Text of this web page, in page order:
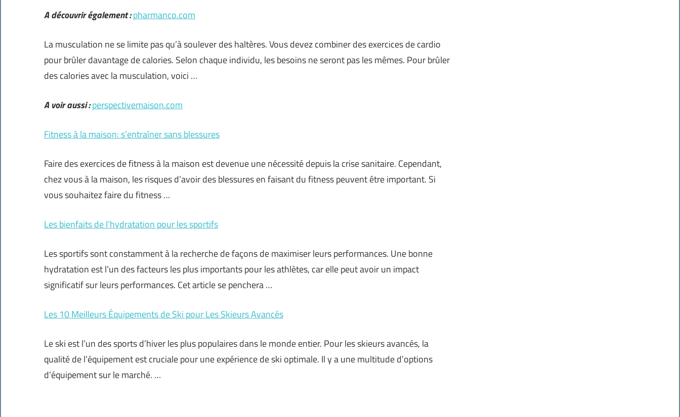
A découvrir également :pharmanco.com
La musculation ne se limite pas qu’à soulever des haltères. Vous devez combiner des exercices de cardio
pour brûler davantage de calories. Selon chaque individu, les besoins ne seront pas les mêmes. Pour brûler
des calories avec la musculation, voici …
A voir aussi :perspectivemaison.com
Fitness à la maison: s’entraîner sans blessures
Faire des exercices de fitness à la maison est devenue une nécessité depuis la crise sanitaire. Cependant,
chez vous à la maison, les risques d’avoir des blessures en faisant du fitness peuvent être important. Si
vous souhaitez faire du fitness …
Les bienfaits de l’hydratation pour les sportifs
Les sportifs sont constamment à la recherche de façons de maximiser leurs performances. Une bonne
hydratation est l’un des facteurs les plus importants pour les athlètes, car elle peut avoir un impact
significatif sur leurs performances. Cet article se penchera …
Les 10 Meilleurs Équipements de Ski pour Les Skieurs Avancés
Le ski est l’un des sports d’hiver les plus populaires dans le monde entier. Pour les skieurs avancés, la
qualité de l’équipement est cruciale pour une expérience de ski optimale. Il y a une multitude d’options
d’équipement sur le marché. …